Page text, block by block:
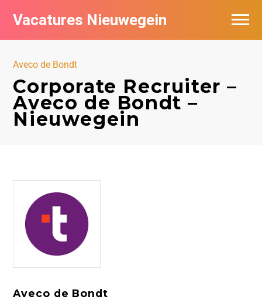
Vacatures Nieuwegein
Aveco de Bondt
Corporate Recruiter –
Aveco de Bondt –
Nieuwegein
Aveco de Bondt
Vacatures per bedrijf in Nieuwegein